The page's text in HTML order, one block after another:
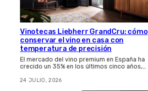
Vinotecas Liebherr GrandCru: cómo
conservar el vino en casa con
temperatura de precisión
El mercado del vino premium en España ha
crecido un 35% en los últimos cinco años,…
24 JULIO, 2026